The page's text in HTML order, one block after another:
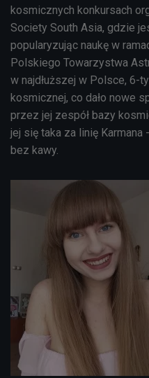
kosmicznych konkursach
Society South Asia, gdzie
popularyzując naukę w
Polskiego Towarzystwa
w najdłuższej w Polsce, 6-
kosmicznej, co dało nowe
przez jej zespół bazy
jej się taka za linię
bez kawy.